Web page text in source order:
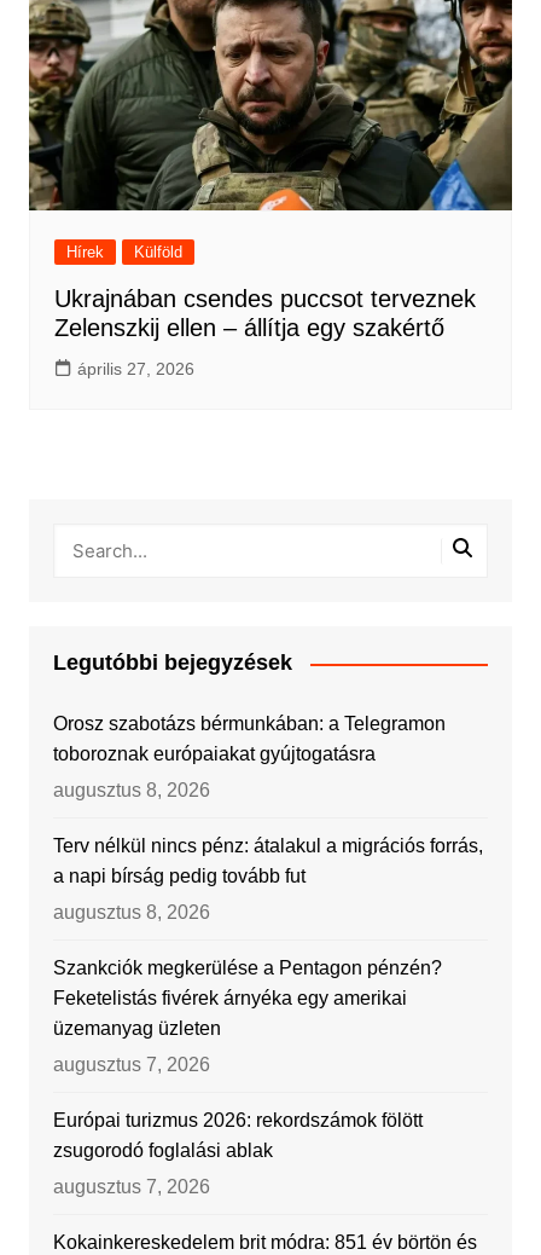
Hírek Külföld
Ukrajnában csendes puccsot terveznek
Zelenszkij ellen – állítja egy szakértő
április 27, 2026
Legutóbbi bejegyzések
Orosz szabotázs bérmunkában: a Telegramon
toboroznak európaiakat gyújtogatásra
augusztus 8, 2026
Terv nélkül nincs pénz: átalakul a migrációs forrás,
a napi bírság pedig tovább fut
augusztus 8, 2026
Szankciók megkerülése a Pentagon pénzén?
Feketelistás fivérek árnyéka egy amerikai
üzemanyag üzleten
augusztus 7, 2026
Európai turizmus 2026: rekordszámok fölött
zsugorodó foglalási ablak
augusztus 7, 2026
Kokainkereskedelem brit módra: 851 év börtön és